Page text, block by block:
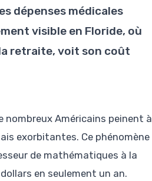
dépenses médicales
visible en Floride, où
retraite, voit son coût
nombreux Américains peinent à
exorbitantes. Ce phénomène
de mathématiques à la
en seulement un an.